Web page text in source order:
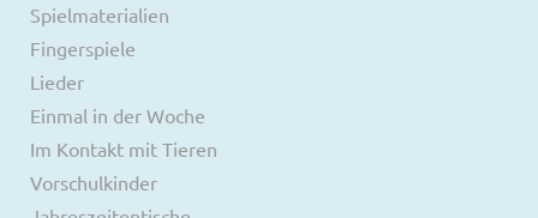
Spielmaterialien
Fingerspiele
Lieder
Einmal in der Woche
Im Kontakt mit Tieren
Vorschulkinder